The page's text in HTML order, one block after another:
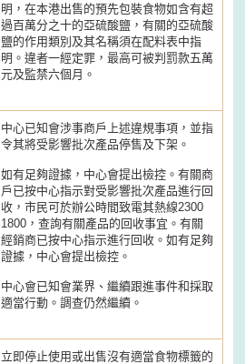
明，在本港出售的預先包裝食物如含有超
過百萬分之十的亞硫酸鹽，有關的亞硫酸
鹽的作用類別及其名稱須在配料表中指
明。違者一經定罪，最高可被判罰款五萬
元及監禁六個月。
中心已知會涉事商戶上述違規事項，並指
令其將受影響批次產品停售及下架。
如有足夠證據，中心會提出檢控。有關商
戶已按中心指示對受影響批次產品進行回
收，市民可於辦公時間致電其熱線2300
1800，查詢有關產品的回收事宜。有關
經銷商已按中心指示進行回收。如有足夠
證據，中心會提出檢控。
中心會已知會業界、繼續跟進事件和採取
適當行動。調查仍然繼續。
立即停止使用或出售沒有適當食物標籤的